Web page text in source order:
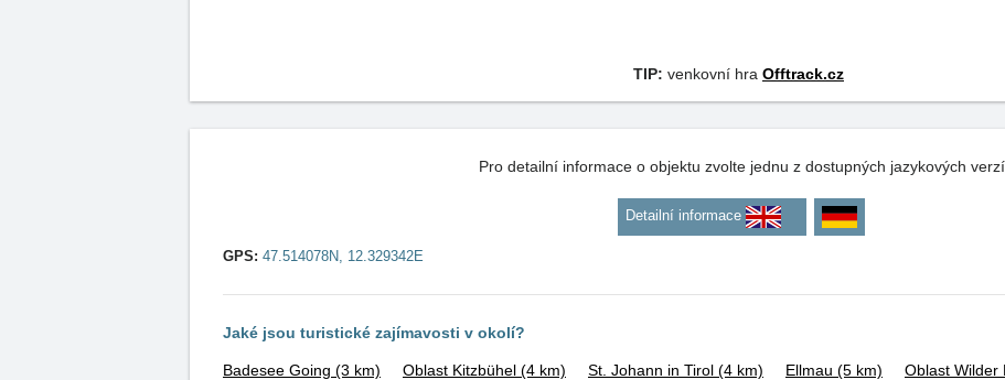
TIP: venkovní hra Offtrack.cz
Pro detailní informace o objektu zvolte jednu z dostupných jazykových verzí
Detailní informace
GPS: 47.514078N, 12.329342E
Jaké jsou turistické zajímavosti v okolí?
Badesee Going (3 km) Oblast Kitzbühel (4 km) St. Johann in Tirol (4 km) Ellmau (5 km) Oblast Wilder